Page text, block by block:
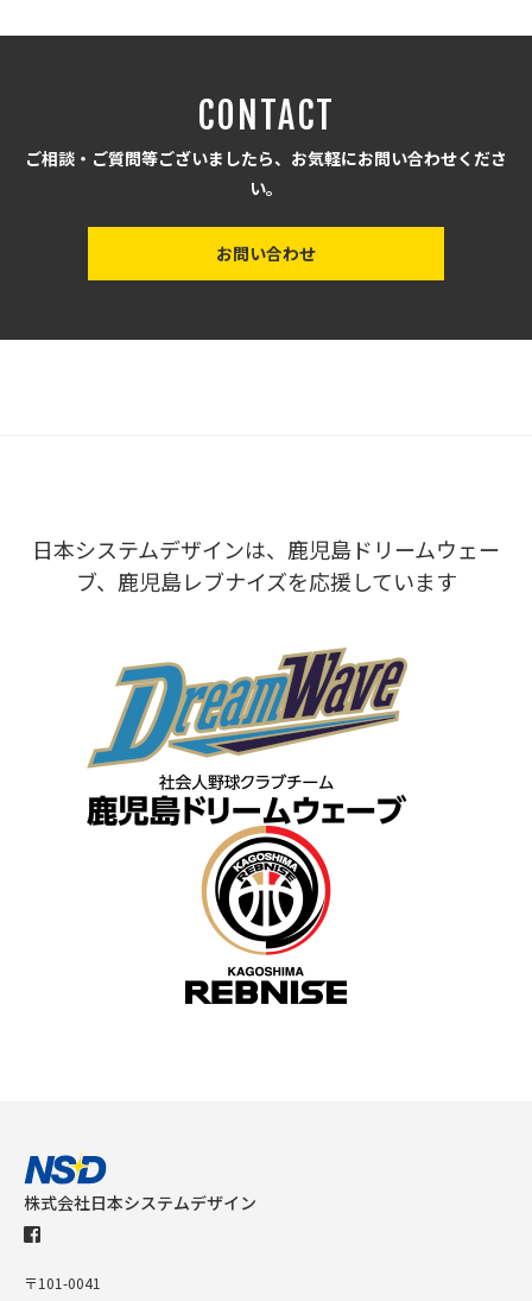
CONTACT
ご相談・ご質問等ございましたら、お気軽にお問い合わせくださ
い。
お問い合わせ
日本システムデザインは、鹿児島ドリームウェー
ブ、鹿児島レブナイズを応援しています
株式会社日本システムデザイン
〒101-0041